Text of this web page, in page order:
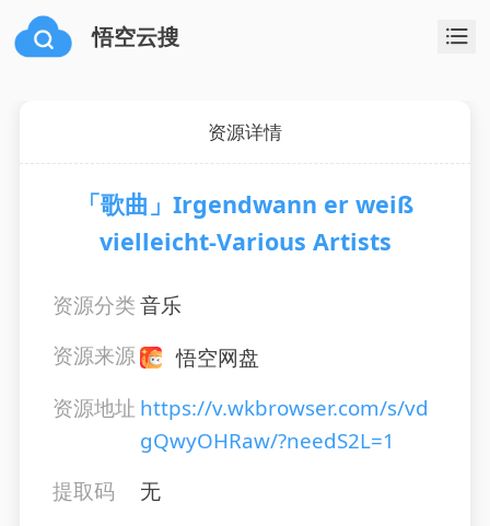
悟空云搜
资源详情
「歌曲」Irgendwann er weiß
vielleicht-Various Artists
资源分类音乐
资源来源
悟空网盘
资源地址 https://v.wkbrowser.com/s/vd
gQwyOHRaw/?needS2L=1
提取码
无